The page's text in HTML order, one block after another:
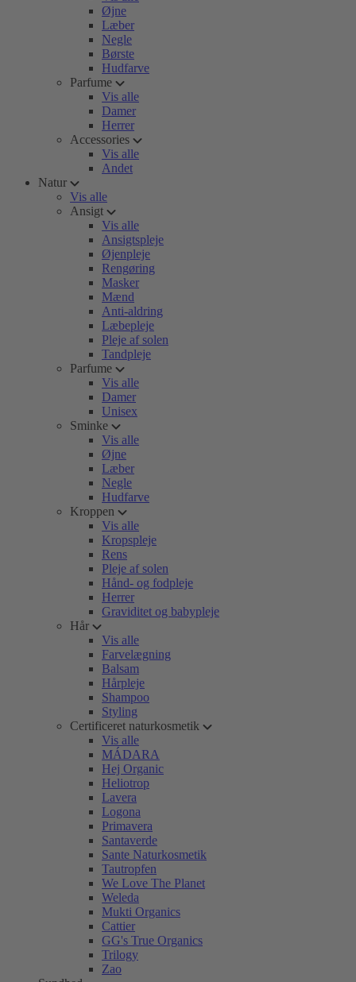
Øjne
Læber
Negle
Børste
Hudfarve
Parfume
Vis alle
Damer
Herrer
Accessories
Vis alle
Andet
Natur
Vis alle
Ansigt
Vis alle
Ansigtspleje
Øjenpleje
Rengøring
Masker
Mænd
Anti-aldring
Læbepleje
Pleje af solen
Tandpleje
Parfume
Vis alle
Damer
Unisex
Sminke
Vis alle
Øjne
Læber
Negle
Hudfarve
Kroppen
Vis alle
Kropspleje
Rens
Pleje af solen
Hånd- og fodpleje
Herrer
Graviditet og babypleje
Hår
Vis alle
Farvelægning
Balsam
Hårpleje
Shampoo
Styling
Certificeret naturkosmetik
Vis alle
MÁDARA
Hej Organic
Heliotrop
Lavera
Logona
Primavera
Santaverde
Sante Naturkosmetik
Tautropfen
We Love The Planet
Weleda
Mukti Organics
Cattier
GG's True Organics
Trilogy
Zao